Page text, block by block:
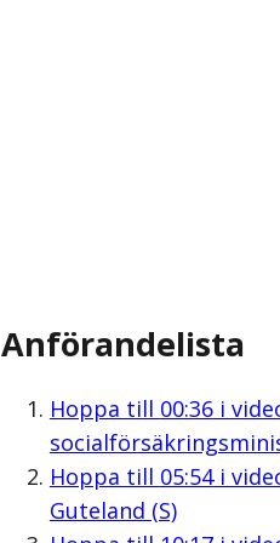
Anförandelista
Hoppa till 00:36i
Hoppa till 05:54i
Guteland (S)